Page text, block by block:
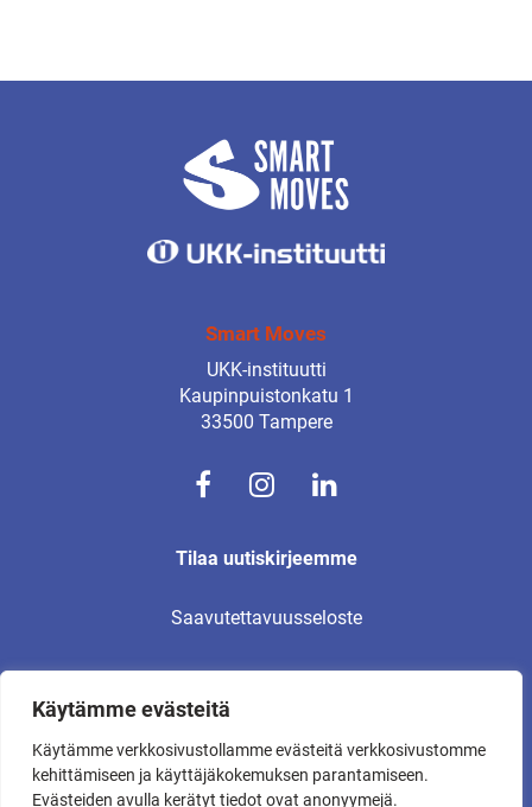
Käytämme evästeitä
Käytämme verkkosivustollamme evästeitä verkkosivustomme
kehittämiseen ja käyttäjäkokemuksen parantamiseen.
Evästeiden avulla kerätyt tiedot ovat anonyymejä.
Smart Moves
UKK-instituutti
Kaupinpuistonkatu 1
33500 Tampere
Tilaa uutiskirjeemme
Saavutettavuusseloste
Kaikki oikeudet pidätetään.